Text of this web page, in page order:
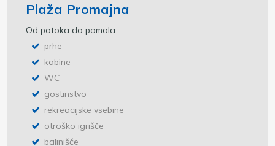
Plaža Promajna
Od potoka do pomola
prhe
kabine
WC
gostinstvo
rekreacijske vsebine
otroško igrišče
balinišče